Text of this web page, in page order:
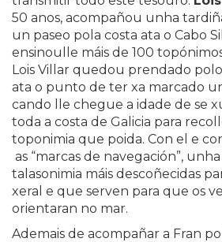
50 anos, acompañou unha
un paseo pola costa ata o Cabo
ensinoulle máis de 100
Lois Villar quedou prendado
ata o punto de ter xa marcado
cando lle chegue a idade de se
toda a costa de Galicia para
toponimia que poida. Con el e
as “marcas de navegación”,
talasonimia máis descoñecidas
xeral e que serven para que os
orientaran no mar.
Ademais de acompañar a Fran